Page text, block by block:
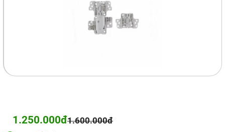
1.250.000đ1.600.000đ